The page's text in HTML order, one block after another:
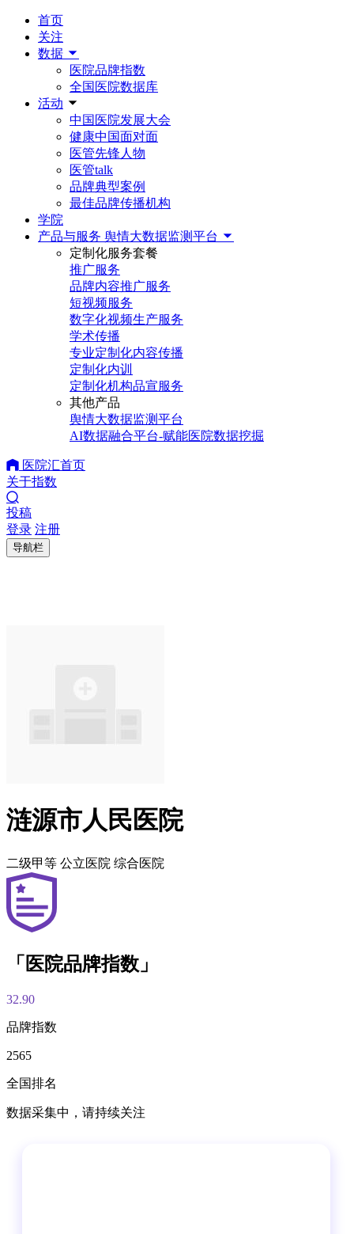
首页
关注
数据
医院品牌指数
全国医院数据库
活动
中国医院发展大会
健康中国面对面
医管先锋人物
医管talk
品牌典型案例
最佳品牌传播机构
学院
产品与服务 舆情大数据监测平台
定制化服务套餐
推广服务
品牌内容推广服务
短视频服务
数字化视频生产服务
学术传播
专业定制化内容传播
定制化内训
定制化机构品宣服务
其他产品
舆情大数据监测平台
AI数据融合平台-赋能医院数据挖掘
医院汇首页
关于指数
投稿
登录 注册
导航栏
涟源市人民医院
二级甲等 公立医院 综合医院
「医院品牌指数」
32.90
品牌指数
2565
全国排名
数据采集中，请持续关注